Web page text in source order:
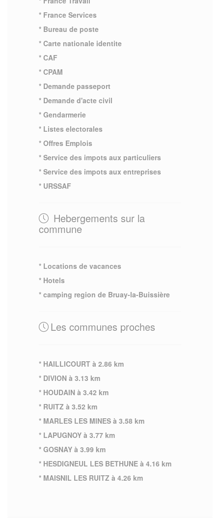
* France Services
* Bureau de poste
* Carte nationale identite
* CAF
* CPAM
* Demande passeport
* Demande d'acte civil
* Gendarmerie
* Listes electorales
* Offres Emplois
* Service des impots aux particuliers
* Service des impots aux entreprises
* URSSAF
Hebergements sur la
commune
* Locations de vacances
* Hotels
* camping region de Bruay-la-Buissière
Les communes proches
* HAILLICOURT à 2.86 km
* DIVION à 3.13 km
* HOUDAIN à 3.42 km
* RUITZ à 3.52 km
* MARLES LES MINES à 3.58 km
* LAPUGNOY à 3.77 km
* GOSNAY à 3.99 km
* HESDIGNEUL LES BETHUNE à 4.16 km
* MAISNIL LES RUITZ à 4.26 km